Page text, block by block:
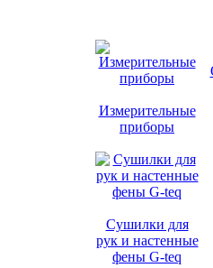
Измерительные
приборы
Сушилки для
рук и настенные
фены G-teq